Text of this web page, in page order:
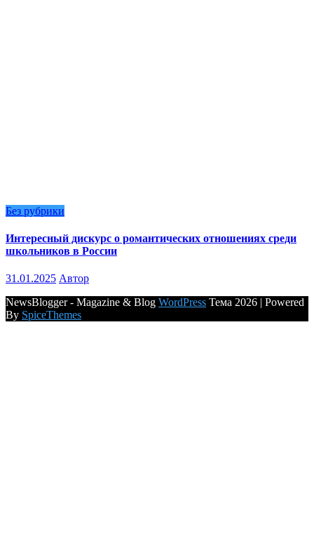
Без рубрики
Интересный дискурс о романтических отношениях среди
школьников в России
31.01.2025 Автор
NewsBlogger - Magazine & Blog WordPress Тема 2026 | Powered
By SpiceThemes